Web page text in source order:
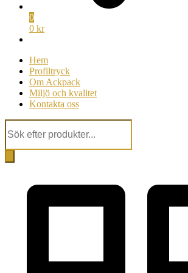
0
0 kr
Hem
Profiltryck
Om Ackpack
Miljö och kvalitet
Kontakta oss
Products
search